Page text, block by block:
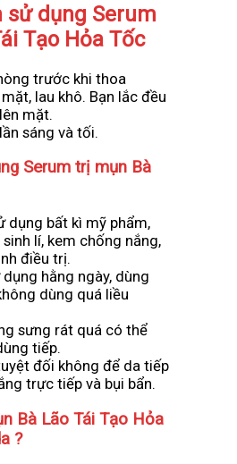
sử dụng Serum
Tạo Hỏa Tốc
trước khi thoa
lau khô. Bạn lắc đều
mặt.
sáng và tối.
Serum trị mụn Bà
dụng bất kì mỹ phẩm,
lí, kem chống nắng,
điều trị.
hằng ngày, dùng
dùng quá liều
sưng rát quá có thể
tiếp.
đối không để da tiếp
trực tiếp và bụi bẩn.
Bà Lão Tái Tạo Hỏa
?